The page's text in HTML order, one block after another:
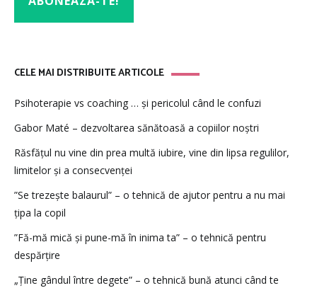
CELE MAI DISTRIBUITE ARTICOLE
Psihoterapie vs coaching … și pericolul când le confuzi
Gabor Maté – dezvoltarea sănătoasă a copiilor noștri
Răsfățul nu vine din prea multă iubire, vine din lipsa regulilor,
limitelor și a consecvenței
”Se trezește balaurul” – o tehnică de ajutor pentru a nu mai
țipa la copil
”Fă-mă mică și pune-mă în inima ta” – o tehnică pentru
despărțire
„Ține gândul între degete” – o tehnică bună atunci când te